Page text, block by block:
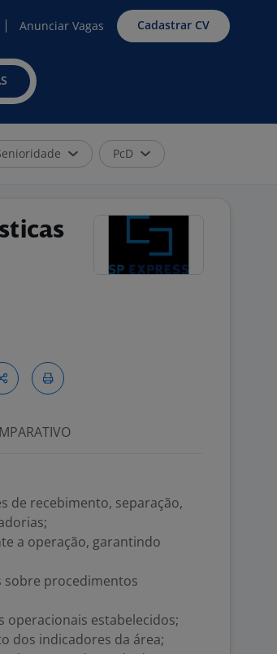
Anunciar Vagas Cadastrar CV
PcD
de recebimento, separação,
a operação, garantindo
procedimentos
estabelecidos;
dos indicadores da área;